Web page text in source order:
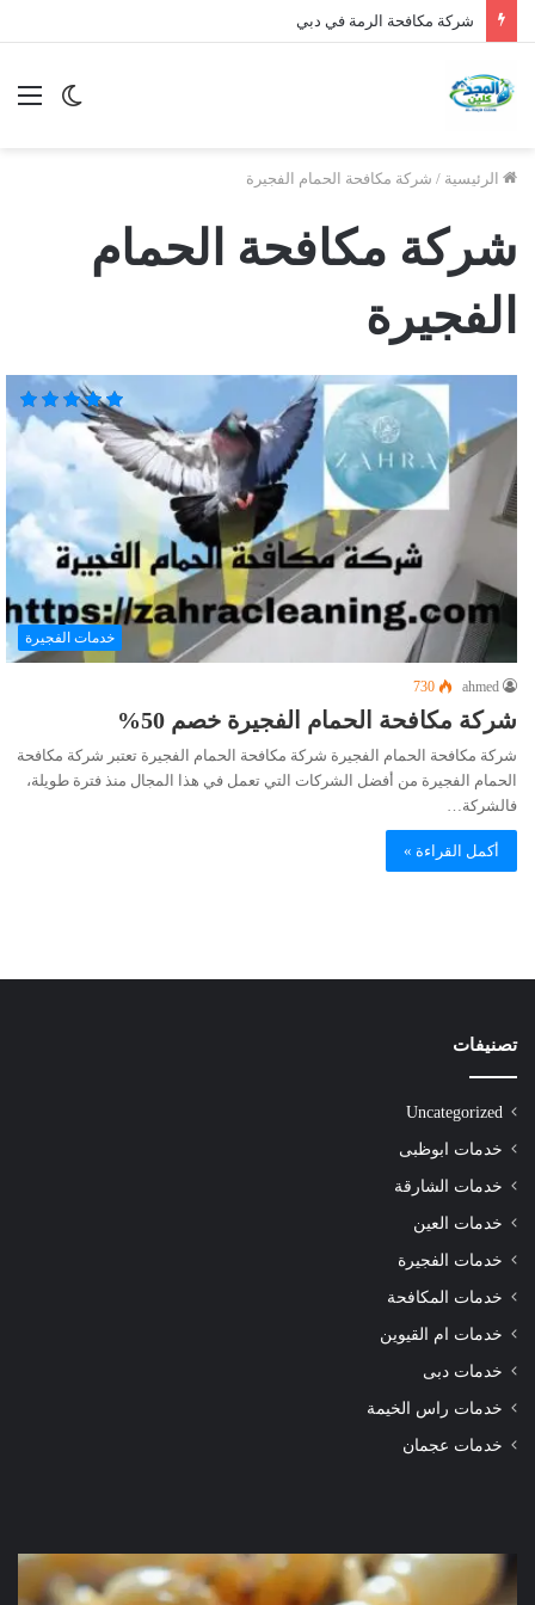
شركة مكافحة الرمة في دبي
الوضع
الرئيسية / شركة مكافحة الحمام الفجيرة
شركة مكافحة الحمام
الفجيرة
خدمات الفجيرة
ahmed
730
شركة مكافحة الحمام الفجيرة خصم 50%
شركة مكافحة الحمام الفجيرة شركة مكافحة الحمام الفجيرة تعتبر شركة مكافحة
الحمام الفجيرة من أفضل الشركات التي تعمل في هذا المجال منذ فترة طويلة،
فالشركة…
أكمل القراءة »
تصنيفات
Uncategorized
خدمات ابوظبى
خدمات الشارقة
خدمات العين
خدمات الفجيرة
خدمات المكافحة
خدمات ام القيوين
خدمات دبى
خدمات راس الخيمة
خدمات عجمان
شركة
مكافحة